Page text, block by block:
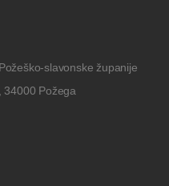
slavonske županije
34000 Požega